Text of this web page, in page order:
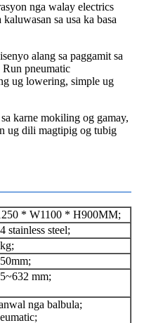
nga walay electrics
sa usa ka basa
alang sa paggamit sa
pneumatic
ug lowering, simple ug
karne mokiling og gamay,
ug dili magtipig og tubig
* W1100 * H900MM;
stainless steel;
mm;
nga balbula;